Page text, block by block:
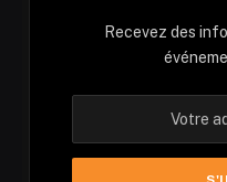
Recevez des